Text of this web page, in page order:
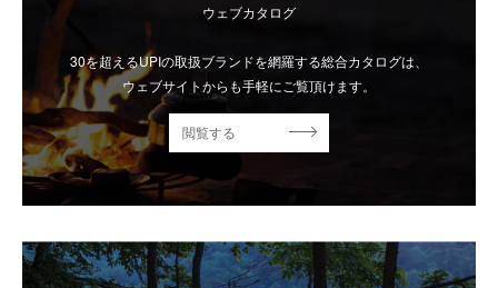
ウェブカタログ
30を超えるUPIの取扱ブランドを網羅する総合カタログは、
ウェブサイトからも手軽にご覧頂けます。
閲覧する